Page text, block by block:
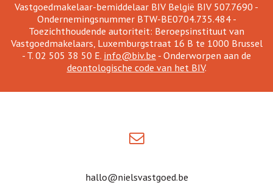
Vastgoedmakelaar-bemiddelaar BIV België BIV 507.7690 -
Ondernemingsnummer BTW-BE0704.735.484 -
Toezichthoudende autoriteit: Beroepsinstituut van
Vastgoedmakelaars, Luxemburgstraat 16 B te 1000 Brussel
- T. 02 505 38 50 E. info@biv.be - Onderworpen aan de
deontologische code van het BIV.
hallo@nielsvastgoed.be